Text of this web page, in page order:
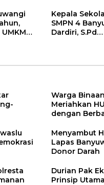
Kepala
SMPN 4
Dardiri, S.Pd
Siswa di
Warga
Meriahkan
dengan
Menyambut
Lapas
Donor Darah
Durian Pak
Prinsip